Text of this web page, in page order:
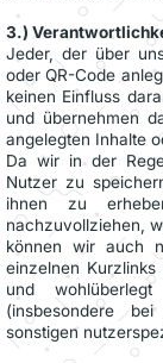
3.)
Jeder, der über
oder QR-Code
keinen Einfluss
und übernehmen
angelegten Inhalte
Da wir in der
Nutzer zu
ihnen zu
nachzuvollziehen,
können wir auch
einzelnen
und
(insbesondere
sonstigen